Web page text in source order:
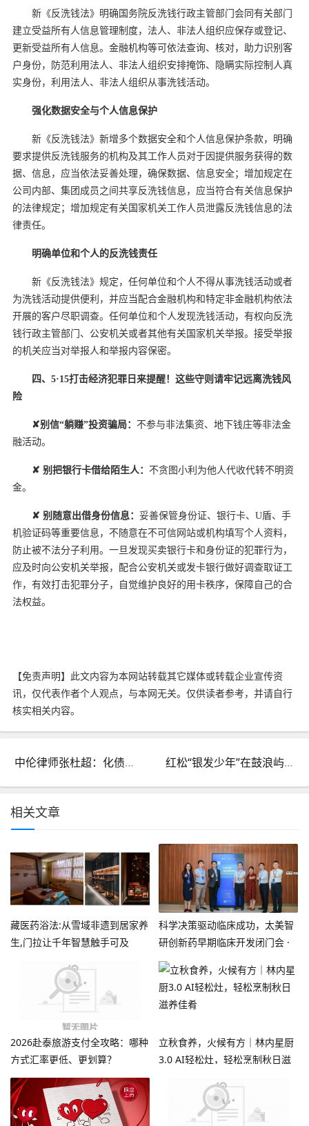
新《反洗钱法》明确国务院反洗钱行政主管部门会同有关部门
建立受益所有人信息管理制度，法人、非法人组织应保存或登记、
更新受益所有人信息。金融机构等可依法查询、核对，助力识别客
户身份，防范利用法人、非法人组织安排掩饰、隐瞒实际控制人真
实身份，利用法人、非法人组织从事洗钱活动。
强化数据安全与个人信息保护
新《反洗钱法》新增多个数据安全和个人信息保护条款，明确
要求提供反洗钱服务的机构及其工作人员对于因提供服务获得的数
据、信息，应当依法妥善处理，确保数据、信息安全；增加规定在
公司内部、集团成员之间共享反洗钱信息，应当符合有关信息保护
的法律规定；增加规定有关国家机关工作人员泄露反洗钱信息的法
律责任。
明确单位和个人的反洗钱责任
新《反洗钱法》规定，任何单位和个人不得从事洗钱活动或者
为洗钱活动提供便利，并应当配合金融机构和特定非金融机构依法
开展的客户尽职调查。任何单位和个人发现洗钱活动，有权向反洗
钱行政主管部门、公安机关或者其他有关国家机关举报。接受举报
的机关应当对举报人和举报内容保密。
四、 5·15打击经济犯罪日来提醒！这些守则请牢记远离洗钱风
险
✘别信“躺赚”投资骗局： 不参与非法集资、地下钱庄等非法金
融活动。
✘ 别把银行卡借给陌生人： 不贪图小利为他人代收代转不明资
金。
✘ 别随意出借身份信息： 妥善保管身份证、银行卡、U盾、手
机验证码等重要信息，不随意在不可信网站或机构填写个人资料，
防止被不法分子利用。一旦发现买卖银行卡和身份证的犯罪行为，
应及时向公安机关举报，配合公安机关或发卡银行做好调查取证工
作，有效打击犯罪分子，自觉维护良好的用卡秩序，保障自己的合
法权益。
【免责声明】此文内容为本网站转载其它媒体或转载企业宣传资
讯，仅代表作者个人观点，与本网无关。仅供读者参考，并请自行
核实相关内容。
中伦律师张杜超：化债下半场，AMC专业赋能，法商协同共筑发展底座 红松“银发少年”在鼓浪屿的浪漫之旅：72岁领到退休后第一张毕业证
相关文章
藏医药浴法:从雪域非遗到居家养
生,门拉让千年智慧触手可及
科学决策驱动临床成功，太美智
研创新药早期临床开发闭门会 ·
成都站圆满收官！
2026赴泰旅游支付全攻略：哪种
方式汇率更低、更划算？
立秋食养，火候有方｜林内星厨
3.0 AI轻松灶，轻松烹制秋日滋